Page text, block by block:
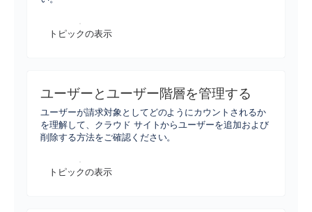
トピックの表示
ユーザーとユーザー階層を管理する
ユーザーが請求対象としてどのようにカウントされるか
を理解して、クラウド サイトからユーザーを追加および
削除する方法をご確認ください。
トピックの表示